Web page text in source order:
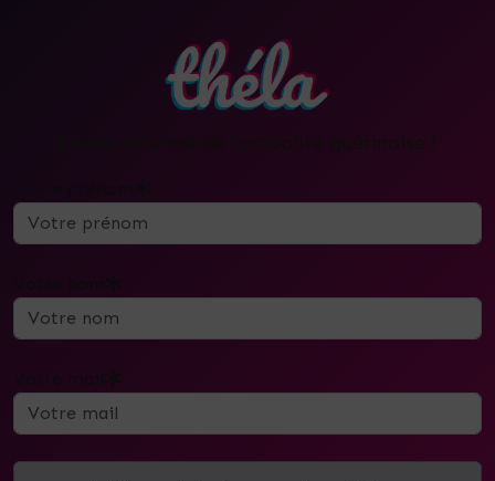
Restez informé de l'actualité guérinoise !